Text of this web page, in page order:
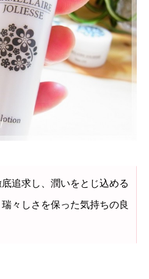
追求し、潤いをとじ込める
々しさを保った気持ちの良